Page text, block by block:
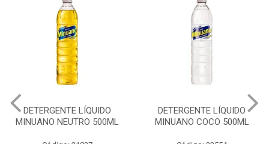
DETERGENTE LÍQUIDO
MINUANO NEUTRO 500ML
DETERGENTE LÍQUIDO
MINUANO COCO 500ML